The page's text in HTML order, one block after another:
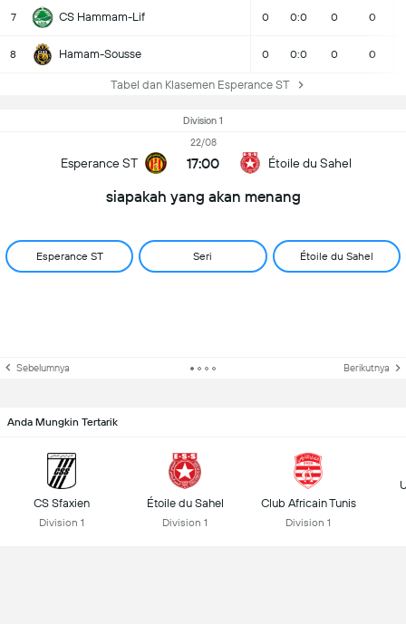
7 CS Hammam-Lif 0 0:0 0 0
8 Hamam-Sousse 0 0:0 0 0
Tabel dan Klasemen Esperance ST
Division 1
Esperance ST
22/08
17:00 Étoile du Sahel
siapakah yang akan menang
Esperance ST Seri Étoile du Sahel
Sebelumnya Berikutnya
Anda Mungkin Tertarik
CS Sfaxien
Division 1
Étoile du Sahel
Division 1
Club Africain Tunis
Division 1